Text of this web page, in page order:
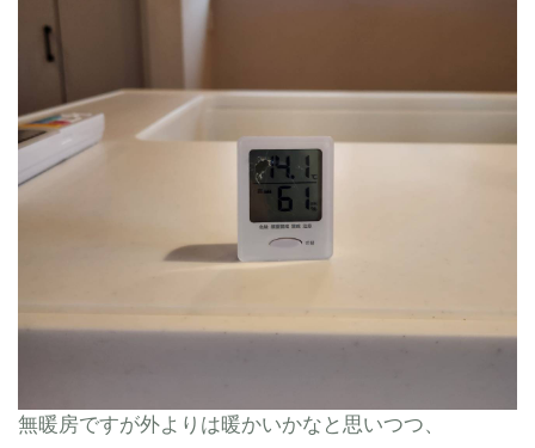
無暖房ですが外よりは暖かいかなと思いつつ、